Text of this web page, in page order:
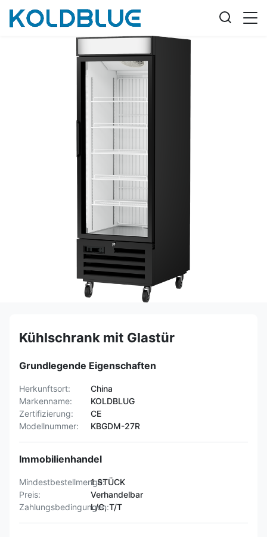
Kühlschrank mit Glastür
Grundlegende Eigenschaften
Herkunftsort:
China
Markenname:
KOLDBLUG
Zertifizierung:
CE
Modellnummer:
KBGDM-27R
Immobilienhandel
Mindestbestellmenge:1 STÜCK
Preis:
Verhandelbar
Zahlungsbedingungen:
L/C, T/T